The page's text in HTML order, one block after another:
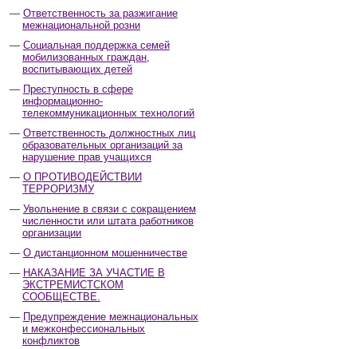
Ответственность за разжигание
межнациональной розни
Социальная поддержка семей
мобилизованных граждан,
воспитывающих детей
Преступность в сфере
информационно-
телекоммуникационных технологий
Ответственность должностных лиц
образовательных организаций за
нарушение прав учащихся
О ПРОТИВОДЕЙСТВИИ
ТЕРРОРИЗМУ
Увольнение в связи с сокращением
численности или штата работников
организации
О дистанционном мошенничестве
НАКАЗАНИЕ ЗА УЧАСТИЕ В
ЭКСТРЕМИСТСКОМ
СООБЩЕСТВЕ.
Предупреждение межнациональных
и межконфессиональных
конфликтов